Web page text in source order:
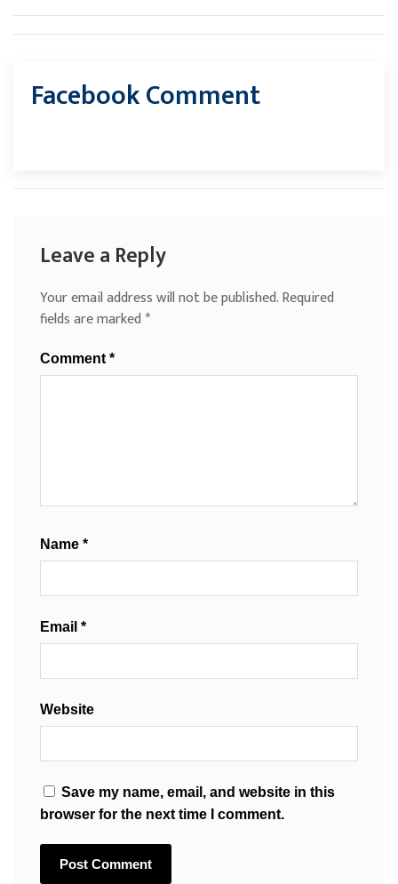
Facebook Comment
Leave a Reply
Your email address will not be published.Required
fields are marked*
Comment *
Name *
Email *
Website
Save my name, email, and website in this
browser for the next time I comment.